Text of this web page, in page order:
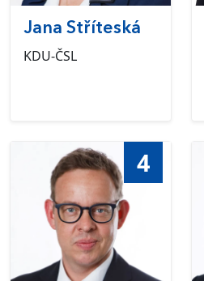
Jana Stříteská
KDU-ČSL
4